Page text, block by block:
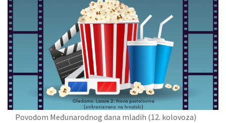
Povodom Međunarodnog dana mladih (12. kolovoza)